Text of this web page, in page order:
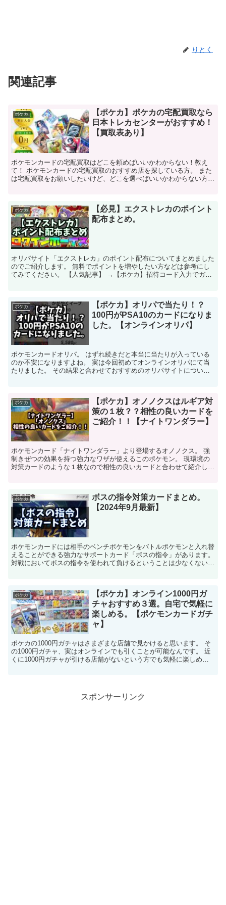
りとく
関連記事
ポケカ
【ポケカ】ポケカの宅配買取なら
日本トレカセンターがおすすめ！
【買取表あり】
ポケモンカードの宅配買取はどこを頼めばいいかわからない！教え
て！ ポケモンカードの宅配買取のおすすめ店を探している方。 また
は宅配買取をお願いしたいけど、どこを選べばいいかわからない方も
ポケカ
【必見】エクストレカのポイント
配布まとめ。
オリパサイト「エクストレカ」のポイント配布についてまとめました
のでご紹介します。 無料でポイントを増やしたい方などは参考にし
てみてください。 【人気記事】 →【ポケカ】招待コード入力でガチ
ポケカ
【ポケカ】オリパで当たり！？
100円がPSA10のカードになりま
した。【オンラインオリパ】
ポケモンカードオリパ。 はずれ続きだと本当に当たりが入っている
のか不安になりますよね。 実は今回初めてオンラインオリパにて当
たりました。 その結果と合わせておすすめのオリパサイトについて
ポケカ
【ポケカ】オノノクスはルギア対
策の１枚？？相性の良いカードを
ご紹介！！【ナイトワンダラー】
ポケモンカード「ナイトワンダラー」より登場するオノノクス。 強
制きぜつの効果を持つ強力なワザが使えるこのポケモン。 現環境の
対策カードのような１枚なので相性の良いカードと合わせて紹介して
ポケカ
ボスの指令対策カードまとめ。
【2024年9月最新】
ポケモンカードには相手のベンチポケモンをバトルポケモンと入れ替
えることができる強力なサポートカード「ボスの指令」があります。
対戦においてボスの指令を使われて負けるということは少なくないと
ポケカ
【ポケカ】オンライン1000円ガ
チャおすすめ３選。自宅で気軽に
楽しめる。【ポケモンカードガチ
ャ】
ポケカの1000円ガチャはさまざまな店舗で見かけると思います。 そ
の1000円ガチャ、実はオンラインでも引くことが可能なんです。 近
くに1000円ガチャが引ける店舗がないという方でも気軽に楽しめる
スポンサーリンク